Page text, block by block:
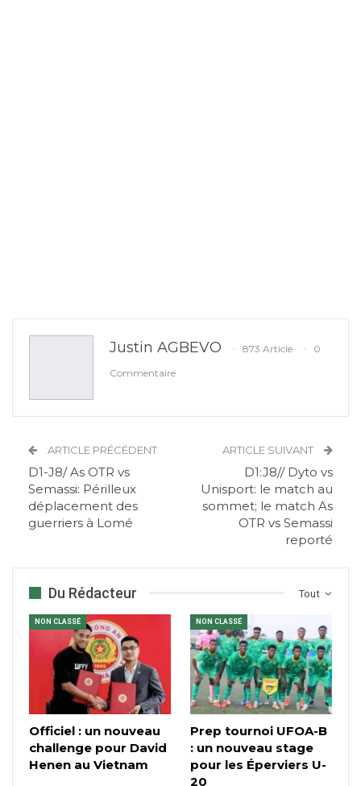
Justin AGBEVO 873 Article
0
Commentaire
ARTICLE PRÉCÉDENT
D1-J8/ As OTR vs
Semassi: Périlleux
déplacement des
guerriers à Lomé
ARTICLE SUIVANT
D1:J8// Dyto vs
Unisport: le match au
sommet; le match As
OTR vs Semassi
reporté
Tout
Du Rédacteur
NON CLASSÉ
Officiel : un nouveau
challenge pour David
Henen au Vietnam
NON CLASSÉ
Prep tournoi UFOA-B
: un nouveau stage
pour les Éperviers U-
20